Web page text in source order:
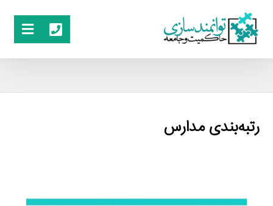
رتبه‌بندی مدارس